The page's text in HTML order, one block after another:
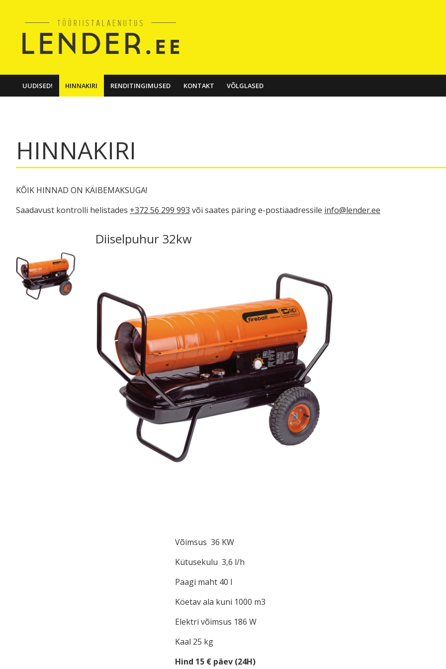
UUDISED! HINNAKIRI RENDITINGIMUSED KONTAKT VÕLGLASED
HINNAKIRI
KÕIK HINNAD ON KÄIBEMAKSUGA!
Saadavust kontrolli helistades +372 56 299 993 või saates päring e-postiaadressile info@lender.ee
Diiselpuhur 32kw
Võimsus 36 KW
Kütusekulu 3,6 l/h
Paagi maht 40 l
Köetav ala kuni 1000 m3
Elektri võimsus 186 W
Kaal 25 kg
Hind 15 € päev (24H)